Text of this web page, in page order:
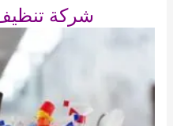
شركة